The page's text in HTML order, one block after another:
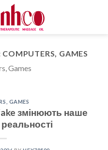
COMPUTERS, GAMES
Games
GAMES
змінюють наше